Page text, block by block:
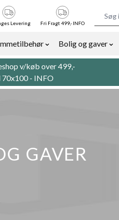
Bolig og gaver
Levering Fri Fragt 499,- INFO
v/køb over 499,-
70x100 - INFO
GAVER